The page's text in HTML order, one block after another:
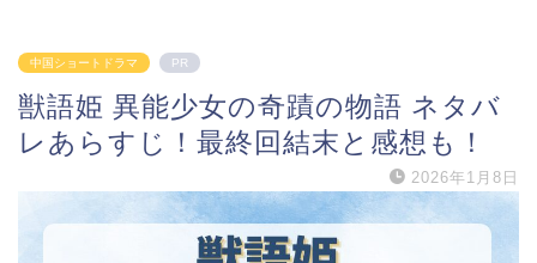
中国ショートドラマ PR
獣語姫 異能少女の奇蹟の物語 ネタバ
レあらすじ！最終回結末と感想も！
2026年1月8日